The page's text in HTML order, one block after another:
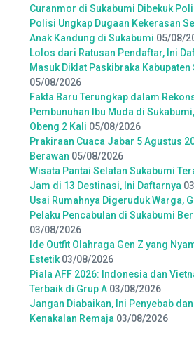
Curanmor di Sukabumi Dibekuk
Polisi Ungkap Dugaan Kekerasan
Anak Kandung di Sukabumi 05/08/
Lolos dari Ratusan Pendaftar, Ini
Masuk Diklat Paskibraka
05/08/2026
Fakta Baru Terungkap dalam
Pembunuhan Ibu Muda di
Obeng 2 Kali 05/08/2026
Prakiraan Cuaca Jabar 5 Agustus
Berawan 05/08/2026
Wisata Pantai Selatan Sukabumi
Jam di 13 Destinasi, Ini Daftarnya
Usai Rumahnya Digeruduk Warga,
Pelaku Pencabulan di Sukabumi
03/08/2026
Ide Outfit Olahraga Gen Z yang
Estetik 03/08/2026
Piala AFF 2026: Indonesia dan
Terbaik di Grup A 03/08/2026
Jangan Diabaikan, Ini Penyebab
Kenakalan Remaja 03/08/2026